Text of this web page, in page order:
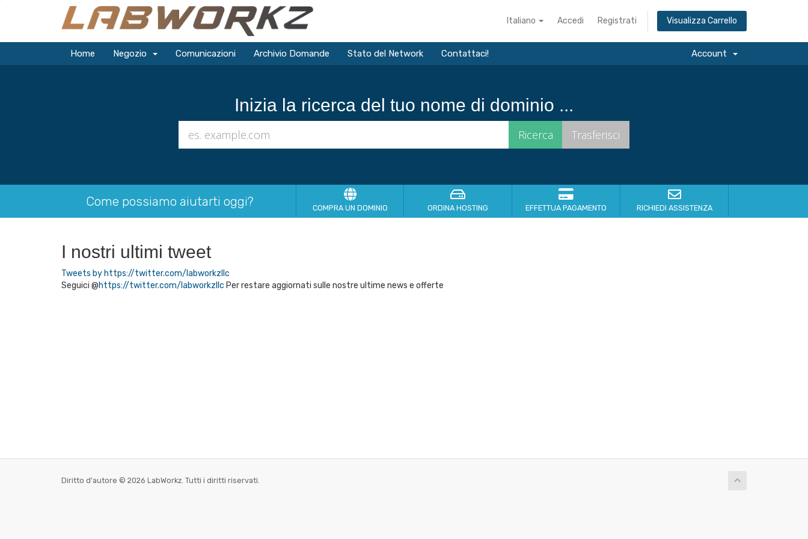
Italiano Accedi Registrati Visualizza Carrello
Home Negozio Comunicazioni Archivio Domande Stato del Network Contattaci! Account
Inizia la ricerca del tuo nome di dominio ...
Come possiamo aiutarti oggi? COMPRA UN DOMINIO ORDINA HOSTING EFFETTUA PAGAMENTO RICHIEDI ASSISTENZA
I nostri ultimi tweet
Tweets by https://twitter.com/labworkzllc
Seguici @https://twitter.com/labworkzllc Per restare aggiornati sulle nostre ultime news e offerte
Diritto d'autore © 2026 LabWorkz. Tutti i diritti riservati.